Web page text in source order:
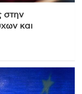
στην
και